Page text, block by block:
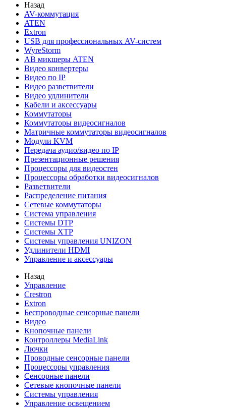
Назад
AV-коммутация
ATEN
Extron
USB для профессиональных AV-систем
WyreStorm
АВ микшеры ATEN
Видео конвертеры
Видео по IP
Видео разветвители
Видео удлинители
Кабели и аксессуары
Коммутаторы
Коммутаторы видеосигналов
Матричные коммутаторы видеосигналов
Модули KVM
Передача аудио/видео по IP
Презентационные решения
Процессоры для видеостен
Процессоры обработки видеосигналов
Разветвители
Распределение питания
Сетевые коммутаторы
Система управления
Системы DTP
Системы XTP
Системы управления UNIZON
Удлинители HDMI
Управление и аксессуары
Назад
Управление
Crestron
Extron
Беспроводные сенсорные панели
Видео
Кнопочные панели
Контроллеры MediaLink
Лючки
Проводные сенсорные панели
Процессоры управления
Сенсорные панели
Сетевые кнопочные панели
Системы управления
Управление освещением